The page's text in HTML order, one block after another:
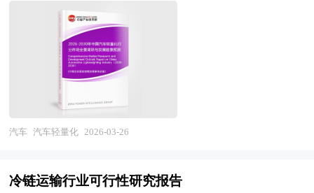
商、行业管理部门以及拟进入该行业的投资者具有
重要的参考价值，对于研究我国电动自行车行业发
展规律、提高企业的运营效率、促进企业的发展壮
大有学术和实践的双重意义。
建议、行业竞争力，以及行业的投资分析和趋势预
测等等。报告还综合了集装箱行业的整体发展动
态，对行业在产品方面提供了参考建议和具体解决
办法。报告对于集装箱产品生产企业、经销商、行
业管理部门以及拟进入该行业的投资者具有重要的
参考价值，对于研究我国集装箱行业发展规律、提
高企业的运营效率、促进企业的发展壮大有学术和
升，有效解决了传统超高强钢“强而脆”的问题。第
三代汽车钢更进一步，在保证抗拉强度800–
1500MPa的同时，延伸率达15%–40%，强塑积介
于20–40GPa%，兼具良好的冷成形能力与吸能特
性，显著降低了对复杂热成形工艺的依赖。 汽车
钢研究报告对行业研究的内容和方法进行全面的阐
述和论证，对研究过程中所获取的资料进行全面系
料，或以纵向的发展过程，或横向类别分析提出论
程与动力性能，是实现"双碳"目标与汽车产业高质
量发展的重要技术路径。从产业范畴来看，汽车轻
量化行业涵盖上游轻质材料（高强度钢、铝合金、
镁合金、碳纤维复合材料、工程塑料、蜂窝夹芯材
料），中游成型加工与连接技术（热冲压、高压铸
造、挤压成型、激光焊接、搅拌摩擦焊、胶接铆
件、底盘系统、动力系统壳体、内外饰件、电池包
汽车 汽车轻量化 2026-03-26
冷链运输行业可行性研究报告